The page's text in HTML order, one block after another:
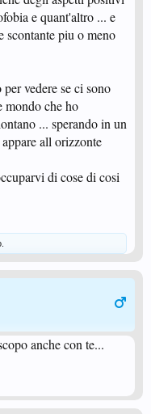
e quant'altro ... e
scontante piu o meno
vedere se ci sono
mondo che ho
... sperando in un
all orizzonte
di cose di cosi
anche con te...